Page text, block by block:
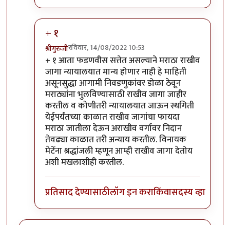
+ १
श्रीगुरुजीरविवार, 14/08/2022 10:53
In reply toविनायक मेटेbyक्लिंटन
+ १ आता फडणवीस सत्तेत असल्याने मराठा राखीव
जागा न्यायालयात मान्य होणार नाही हे माहिती
असूनसुद्धा आगामी निवडणुकांवर डोळा ठेवून
मराठ्यांना भुलविण्यासाठी राखीव जागा जाहीर
करतील व कोणीतरी न्यायालयात जाऊन स्थगिती
येईपर्यंतच्या काळात राखीव जागांचा फायदा
मराठा जातीला देऊन अराखीव वर्गावर निदान
तेवढ्या काळात तरी अन्याय करतील. विनायक
मेटेंना श्रद्धांजली म्हणून आम्ही राखीव जागा देतोय
अशी मखलाशीही करतील.
प्रतिसाद देण्यासाठीलॉग इन कराकिंवासदस्य व्हा